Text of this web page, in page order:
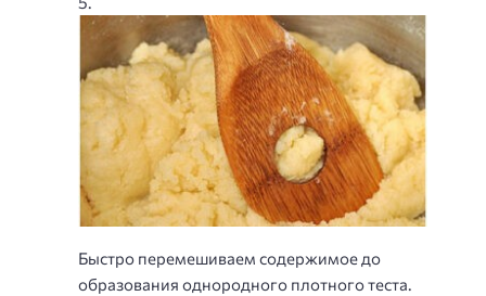
Быстро перемешиваем содержимое до
образования однородного плотного теста.